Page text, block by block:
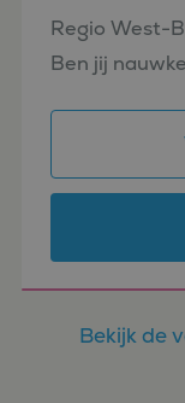
Regio West-
Ben jij
Bekijk de